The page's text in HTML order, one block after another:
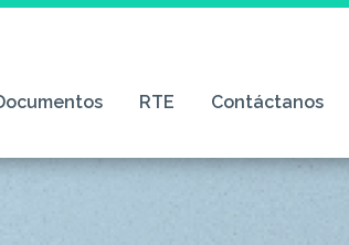
RTE Contáctanos